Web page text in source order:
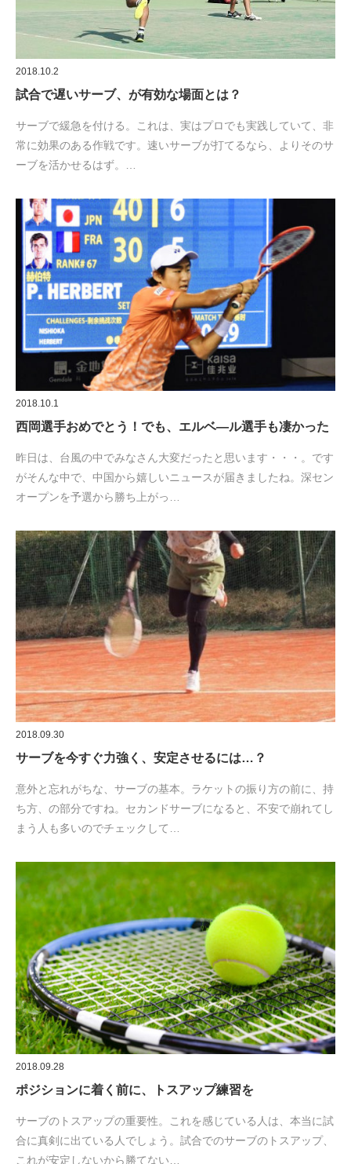
2018.10.2
試合で遅いサーブ、が有効な場面とは？
サーブで緩急を付ける。これは、実はプロでも実践していて、非
常に効果のある作戦です。速いサーブが打てるなら、よりそのサ
ーブを活かせるはず。…
2018.10.1
西岡選手おめでとう！でも、エルベ―ル選手も凄かった
昨日は、台風の中でみなさん大変だったと思います・・・。です
がそんな中で、中国から嬉しいニュースが届きましたね。深セン
オープンを予選から勝ち上がっ…
2018.09.30
サーブを今すぐ力強く、安定させるには…？
意外と忘れがちな、サーブの基本。ラケットの振り方の前に、持
ち方、の部分ですね。セカンドサーブになると、不安で崩れてし
まう人も多いのでチェックして…
2018.09.28
ポジションに着く前に、トスアップ練習を
サーブのトスアップの重要性。これを感じている人は、本当に試
合に真剣に出ている人でしょう。試合でのサーブのトスアップ、
これが安定しないから勝てない…